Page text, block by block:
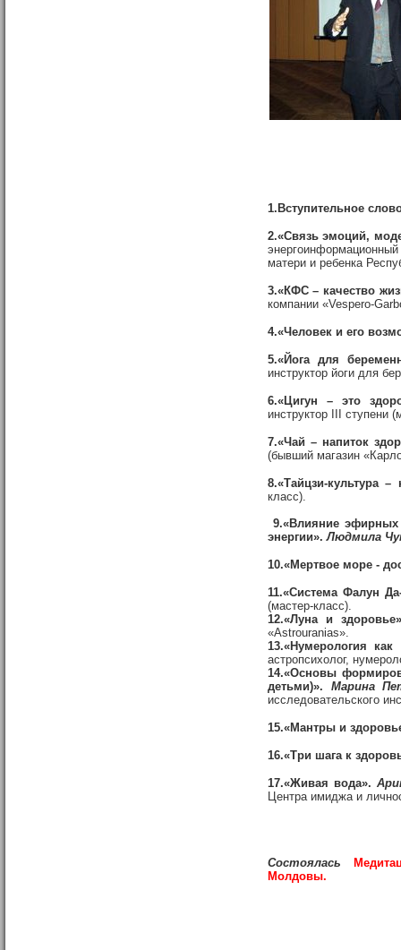
1.Вступительное
2.«Связь эмоций,
матери и ребенка
3.«КФС – качество
компании «Vespero-
4.«Человек и его
5.«Йога для
инструктор йоги для
6.«Цигун – это
инструктор III ступени
7.«Чай – напиток
(бывший магазин
8.«Тайцзи-культура
класс).
9.«Влияние эфирных
энергии». Людмила
10.«Мертвое море -
11.«Система Фалун
(мастер-класс).
12.«Луна и
«Astrouranias».
13.«Нумерология
астропсихолог,
14.«Основы
детьми)».
Марина
исследовательского
15.«Мантры и
16.«Три шага к
17.«Живая вода».
Центра имиджа и
Состоялась
Молдовы.